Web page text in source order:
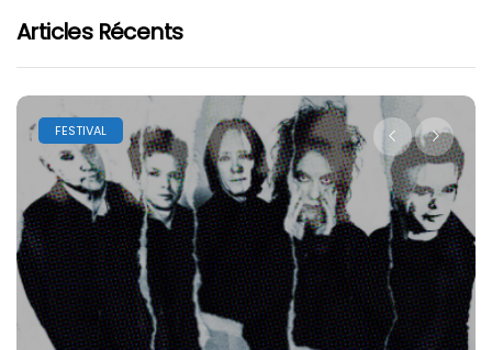
Articles Récents
FESTIVAL